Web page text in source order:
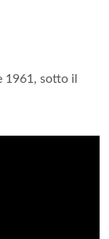
1961, sotto il